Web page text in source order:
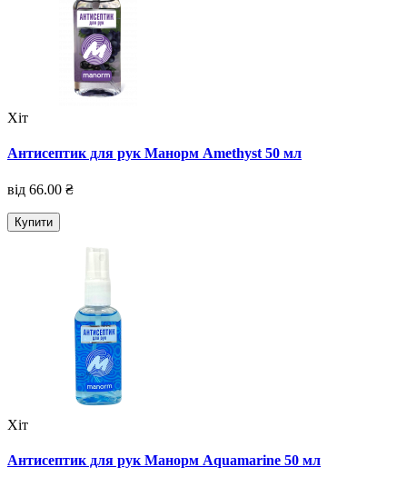
Хіт
Антисептик для рук Манорм Amethyst 50 мл
від 66.00 ₴
Купити
Хіт
Антисептик для рук Манорм Aquamarine 50 мл